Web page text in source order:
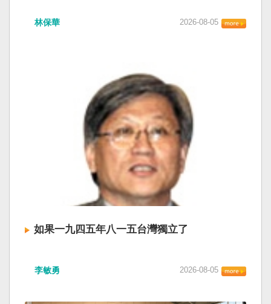
更透過跨國鎮壓手段，對世界各國人民進行政治
紅色恐怖正在世界各地蔓延，今年論壇主題聚焦
討論全球的民主韌性、灰帶侵擾的因應聯防，以
及非紅供應鏈的重塑，更加反映出台灣在國際社
會中的角色定位，以及期許台灣能承擔的國際責
任。 賴清德表示，當今台灣的民主成就受到國際
的肯定，面對中國「民促法」的威脅，台灣不會
接受統戰滲透和紅色恐怖、不會坐視中國將壓迫
黑手伸進台灣，或任何自由國家與地區。 賴清德
強調，台灣會以行動積極響應，落實「集體防
禦、責任分擔」，並將持續提升國防力量、強化
量，確保印太區域的和平穩定；台灣也將善用
韌性，讓彼此的國家更安全更繁榮。 最後，賴清
中全會。本來以為在七月上海的AI全球大會以
「適應不同群體消費需求擴大優質供給」。顯然
七月中國官方的經濟數字，製造業採購經理人指
數PMI，由六月的五十．三％大幅滑落至四十九．
二％，不僅低於預估的五十．一％，更一舉跌破
五十％榮枯線，加上非製造業和綜合PMI產出指數
三大核心指標同步跌穿榮枯線，習近平的梭哈
（孤注一擲）失敗，在會議文件上不得不兩處承
認「困難」。 一處是「有效應對各種外部衝擊和
內部困難」，後面提及「要高度重視經濟運行中
的困難挑戰」。其後各段落所說的例如公平競
企業帳款拖欠問題」，更暴露企業之間拖欠已經
到「兜牢基層『三保』底線」和「抓好『一老一
林保華 2026-08-05
如果一九四五年八一五台灣獨立了
的歷史就不會有中國國民黨，也不會捲入迄今仍
人民共和國接續了，中國是中國，台灣是台灣。
李敏勇 2026-08-05